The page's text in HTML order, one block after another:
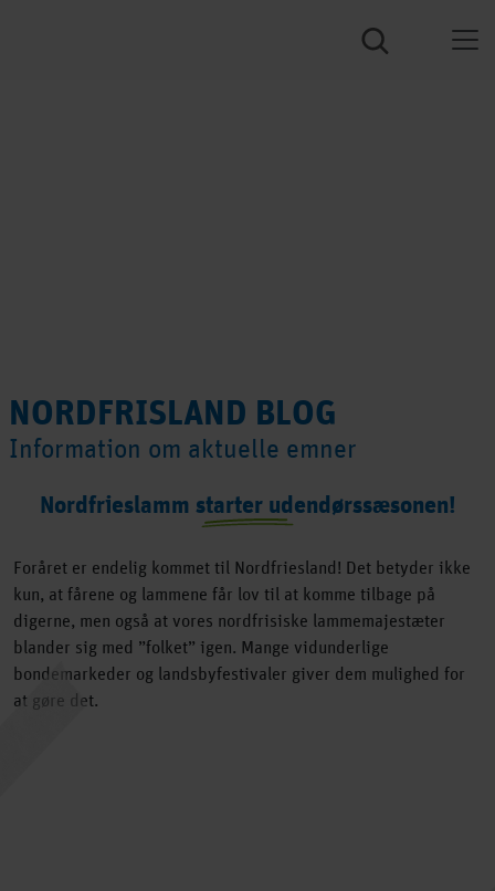
NORDFRISLAND BLOG
Information om aktuelle emner
Nordfrieslamm starter udendørssæsonen!
Foråret er endelig kommet til Nordfriesland! Det betyder ikke
kun, at fårene og lammene får lov til at komme tilbage på
digerne, men også at vores nordfrisiske lammemajestæter
blander sig med ”folket” igen. Mange vidunderlige
bondemarkeder og landsbyfestivaler giver dem mulighed for
at gøre det.